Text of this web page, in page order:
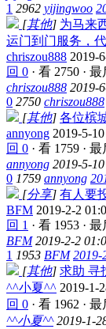
1 2962 yijingwoo
[其他] 为马来
运门到门服务，
chriszou888 2019-
回 0 · 看 2750 · 最
chriszou888 2019-
0 2750 chriszou888
[其他] 各位槟
annyong 2019-5-
回 0 · 看 1759 · 最
annyong 2019-5-
0 1759 annyong
[分享] 有人要
BFM 2019-2-2
回 1 · 看 1953 · 最
BFM 2019-2-2
1 1953 BFM 2019-
[其他] 求助 寻
^^小夏^^ 2019-1-
回 0 · 看 1962 · 最
^^小夏^^ 2019-1-